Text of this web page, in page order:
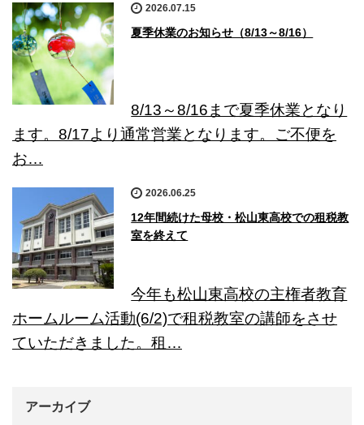
2026.07.15
夏季休業のお知らせ（8/13～8/16）
8/13～8/16まで夏季休業となり
ます。8/17より通常営業となります。ご不便を
お…
2026.06.25
12年間続けた母校・松山東高校での租税教
室を終えて
今年も松山東高校の主権者教育
ホームルーム活動(6/2)で租税教室の講師をさせ
ていただきました。租…
アーカイブ